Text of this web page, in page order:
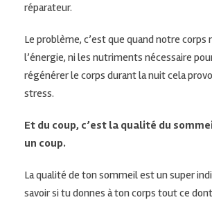
réparateur.
Le problème, c’est que quand notre corps
l’énergie, ni les nutriments nécessaire
régénérer le corps durant la nuit cela
stress.
Et du coup, c’est la qualité du
un coup.
La qualité de ton sommeil est un super
savoir si tu donnes à ton corps tout ce